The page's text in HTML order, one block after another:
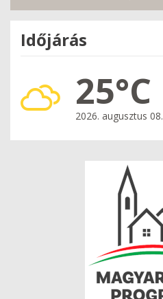
Időjárás
25°C
2026. augusztus 08.